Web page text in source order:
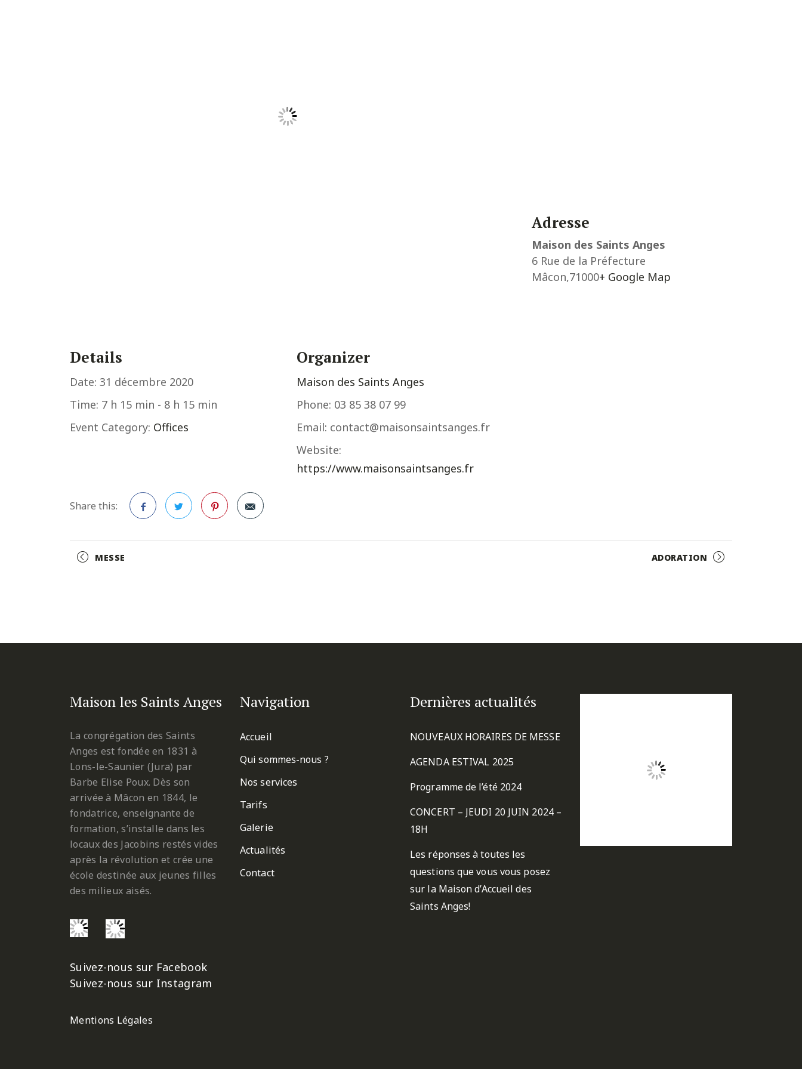
Details
Date: 31 décembre 2020
Time: 7 h 15 min - 8 h 15 min
Event Category: Offices
Organizer
Maison des Saints Anges
Phone: 03 85 38 07 99
Email: contact@maisonsaintsanges.fr
Website:
https://www.maisonsaintsanges.fr
Share this:
Adresse
Maison des Saints Anges
6 Rue de la Préfecture
Mâcon,71000+ Google Map
Event
MESSE ADORATION
Maison les Saints Anges
La congrégation des Saints
Anges est fondée en 1831 à
Lons-le-Saunier (Jura) par
Barbe Elise Poux. Dès son
arrivée à Mâcon en 1844, le
fondatrice, enseignante de
formation, s’installe dans les
locaux des Jacobins restés vides
après la révolution et crée une
école destinée aux jeunes filles
des milieux aisés.
Suivez-nous sur Facebook
Suivez-nous sur Instagram
Mentions Légales
Navigation
Accueil
Qui sommes-nous ?
Nos services
Tarifs
Galerie
Actualités
Contact
Dernières actualités
NOUVEAUX HORAIRES DE MESSE
AGENDA ESTIVAL 2025
Programme de l’été 2024
CONCERT – JEUDI 20 JUIN 2024 –
18H
Les réponses à toutes les
questions que vous vous posez
sur la Maison d’Accueil des
Saints Anges!